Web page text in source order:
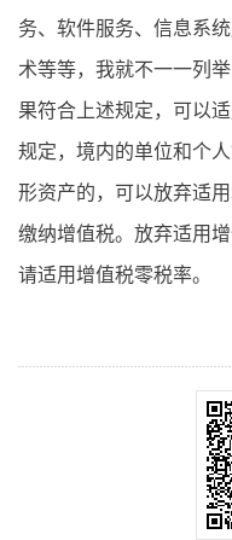
务、软件服务、信息系
术等等，我就不一一列
果符合上述规定，可以
规定，境内的单位和个
形资产的，可以放弃适
缴纳增值税。放弃适用
请适用增值税零税率。